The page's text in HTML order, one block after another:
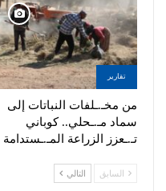
تقارير
من مخـ.ـلفات النباتات إلى
سماد مـ.ـحلي.. كوباني
تـ.ـعزز الزراعة المـ.ـستدامة
السابق التالي